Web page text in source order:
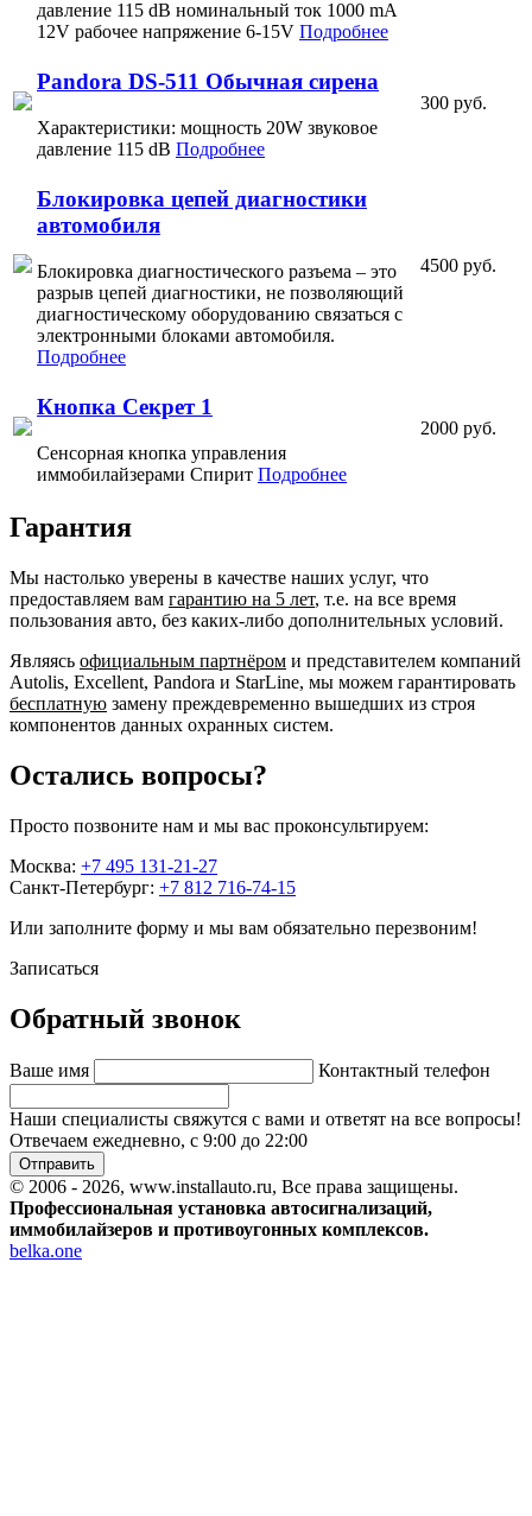
давление 115 dB номинальный ток 1000 mA
12V рабочее напряжение 6-15V Подробнее
Pandora DS-511 Обычная сирена
Характеристики: мощность 20W звуковое
давление 115 dB Подробнее
300 руб.
Блокировка цепей диагностики
автомобиля
Блокировка диагностического разъема – это
разрыв цепей диагностики, не позволяющий
диагностическому оборудованию связаться с
электронными блоками автомобиля.
Подробнее
4500 руб.
Кнопка Секрет 1
Сенсорная кнопка управления
иммобилайзерами Спирит Подробнее
2000 руб.
Гарантия
Мы настолько уверены в качестве наших услуг, что
предоставляем вам гарантию на 5 лет, т.е. на все время
пользования авто, без каких-либо дополнительных условий.
Являясь официальным партнёром и представителем компаний
Autolis, Excellent, Pandora и StarLine, мы можем гарантировать
бесплатную замену преждевременно вышедших из строя
компонентов данных охранных систем.
Остались вопросы?
Просто позвоните нам и мы вас проконсультируем:
Москва: +7 495 131-21-27
Санкт-Петербург: +7 812 716-74-15
Или заполните форму и мы вам обязательно перезвоним!
Записаться
Обратный звонок
Ваше имя Контактный телефон
Наши специалисты свяжутся с вами и ответят на все вопросы!
Отвечаем ежедневно, с 9:00 до 22:00
Отправить
© 2006 - 2026, www.installauto.ru, Все права защищены.
Профессиональная установка автосигнализаций,
иммобилайзеров и противоугонных комплексов.
belka.one